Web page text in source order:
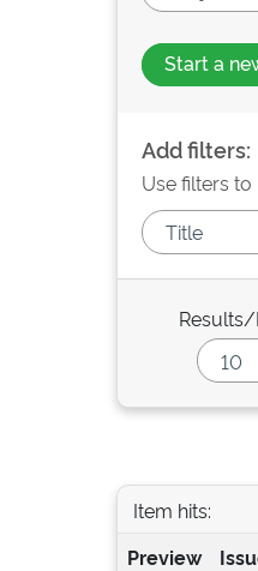
Start a
Add filters:
Use filters
Item hits:
Preview